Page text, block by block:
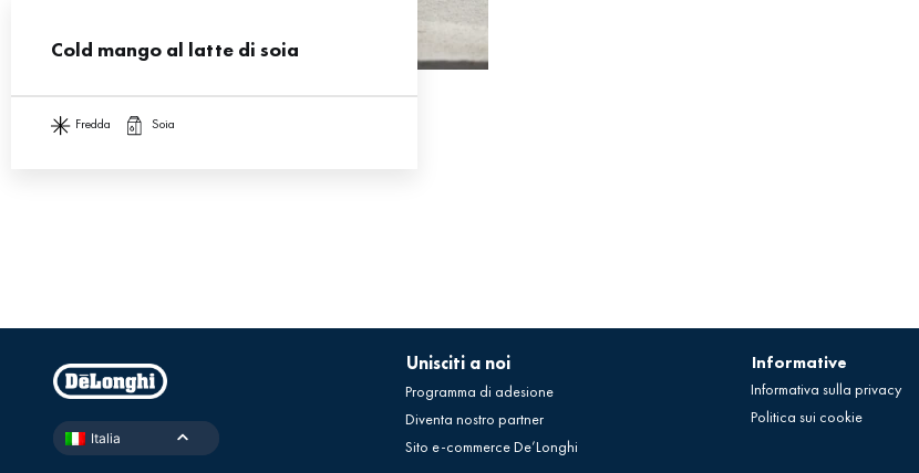
Cold mango al latte di soia
fredda soia
Italia
Unisciti a noi
Programma di adesione
Diventa nostro partner
Sito e-commerce De’Longhi
Informative
Informativa sulla privacy
Politica sui cookie